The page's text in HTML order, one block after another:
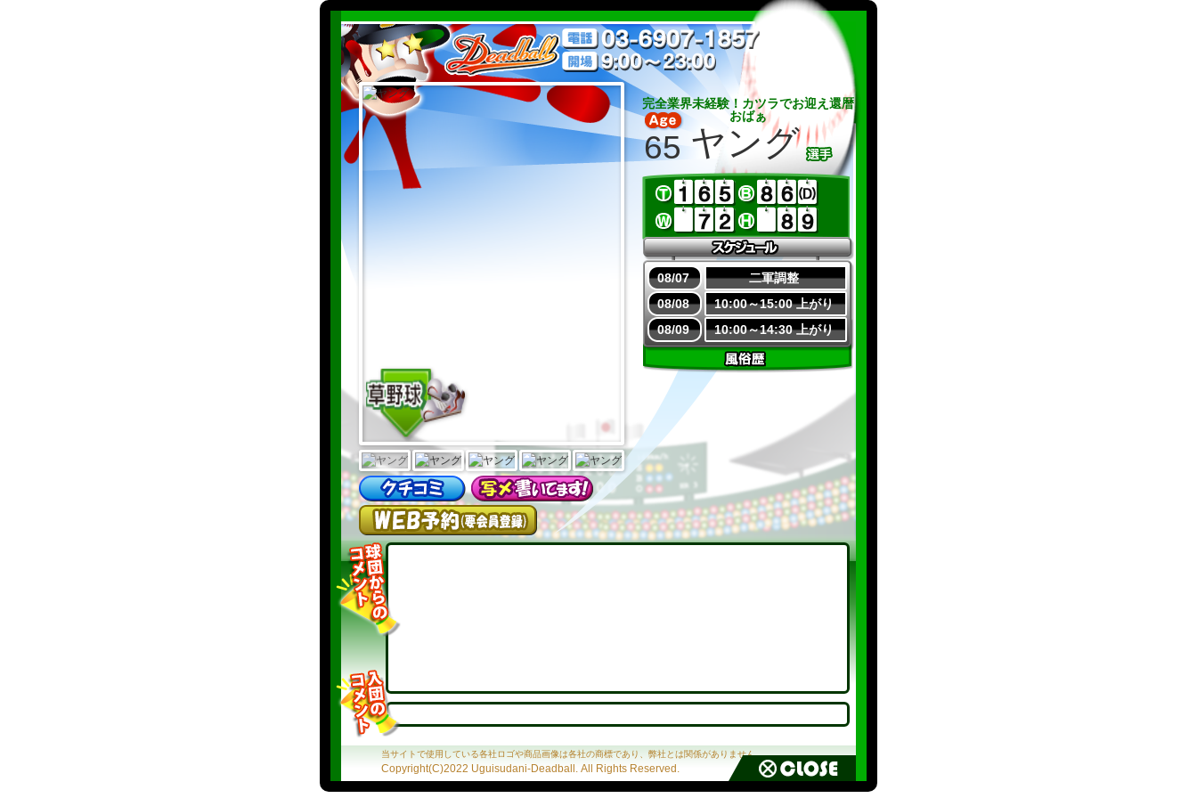
完全業界未経験！カツラでお迎え還暦
おばぁ
65 ヤング
08/07
二軍調整
08/08
10:00～15:00 上がり
08/09
10:00～14:30 上がり
当サイトで使用している各社ロゴや商品画像は各社の商標であり、弊社とは関係がありません。
Copyright(C)2022 Uguisudani-Deadball. All Rights Reserved.